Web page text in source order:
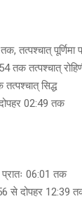
तत्पश्चात्
तक तत्पश्चात्
सिद्ध
02:49 तक
प्रातः 06:01 तक
से दोपहर 12:39